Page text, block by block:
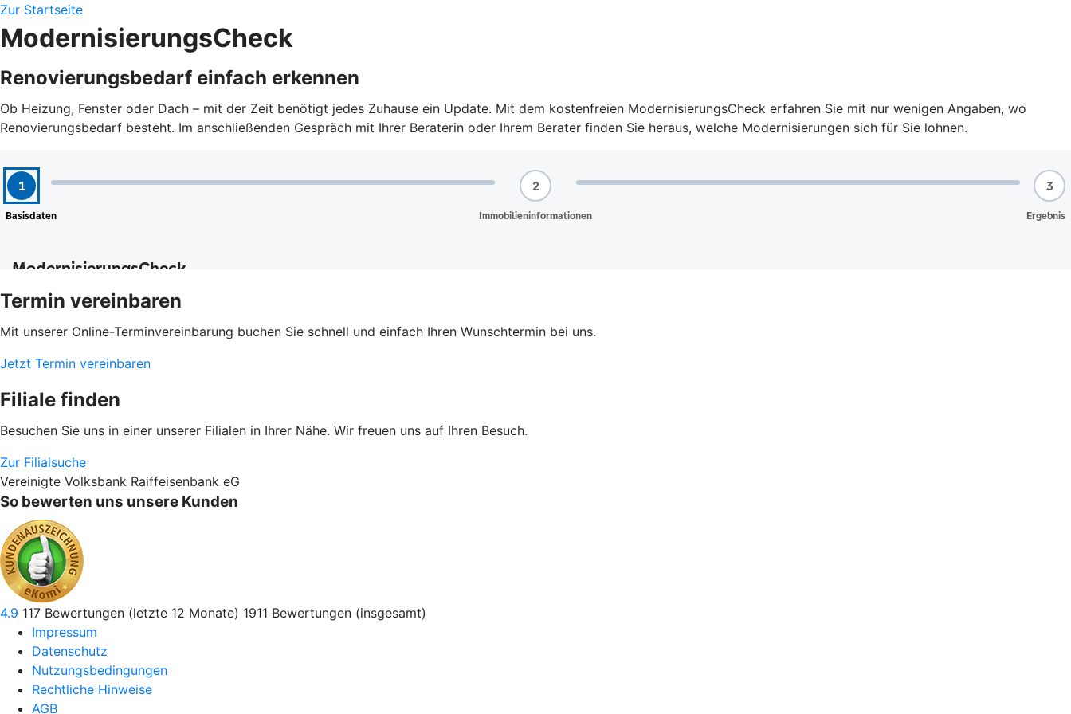
Zur Startseite
ModernisierungsCheck
Renovierungsbedarf einfach erkennen
Ob Heizung, Fenster oder Dach – mit der Zeit benötigt jedes Zuhause ein Update. Mit dem kostenfreien ModernisierungsCheck erfahren Sie mit nur wenigen Angaben, wo
Renovierungsbedarf besteht. Im anschließenden Gespräch mit Ihrer Beraterin oder Ihrem Berater finden Sie heraus, welche Modernisierungen sich für Sie lohnen.
Termin vereinbaren
Mit unserer Online-Terminvereinbarung buchen Sie schnell und einfach Ihren Wunschtermin bei uns.
Jetzt Termin vereinbaren
Filiale finden
Besuchen Sie uns in einer unserer Filialen in Ihrer Nähe. Wir freuen uns auf Ihren Besuch.
Zur Filialsuche
Vereinigte Volksbank Raiffeisenbank eG
So bewerten uns unsere Kunden
4.9 117 Bewertungen (letzte 12 Monate) 1911 Bewertungen (insgesamt)
Impressum
Datenschutz
Nutzungsbedingungen
Rechtliche Hinweise
AGB